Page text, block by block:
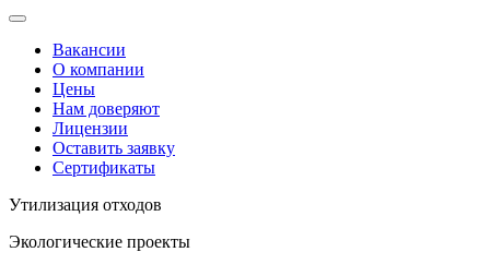
Вакансии
О компании
Цены
Нам доверяют
Лицензии
Оставить заявку
Сертификаты
Утилизация отходов
Экологические проекты